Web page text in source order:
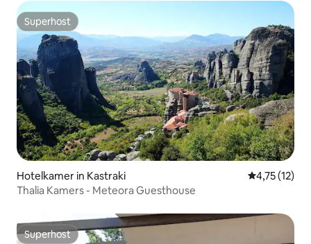
Superhost
Superhost
Hotelkamer in Kastraki Gemiddelde
4,75 (12)
Thalia Kamers - Meteora Guesthouse
Superhost
Superhost